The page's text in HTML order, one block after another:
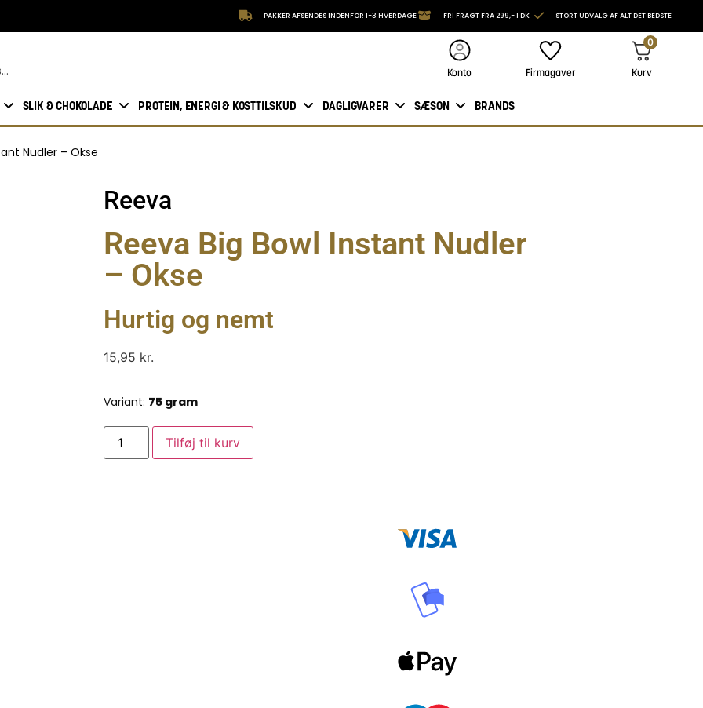
PAKKER AFSENDES INDENFOR 1-3 HVERDAGE FRI FRAGT FRA 299,- I DK STORT UDVALG AF ALT DET BEDSTE
Konto Firmagaver
0
Kurv
SLIK & CHOKOLADE PROTEIN, ENERGI & KOSTTILSKUD DAGLIGVARER SÆSON BRANDS
Nudler – Okse
Reeva
Reeva Big Bowl Instant Nudler
– Okse
Hurtig og nemt
15,95 kr.
Variant: 75 gram
Tilføj til kurv